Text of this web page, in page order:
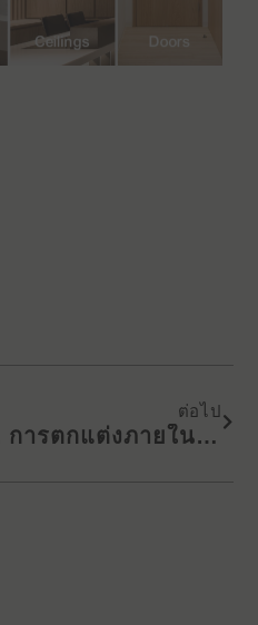
ต่อไป
การตกแต่งภายในแบบแบน HDB ที่น่าทึ่งพร้อมลามิเนต KD ECO⁺ ft. Overkill Singapore